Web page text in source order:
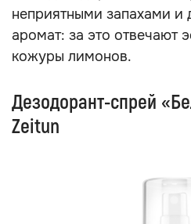
неприятными запахами
аромат: за это отвечают
кожуры лимонов.
Дезодорант-спрей
Zeitun